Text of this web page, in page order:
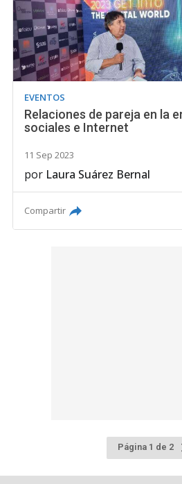
EVENTOS
Relaciones de pareja en la
sociales e Internet
11 Sep 2023
por Laura Suárez Bernal
Compartir
Página 1 de 2
Ir
a